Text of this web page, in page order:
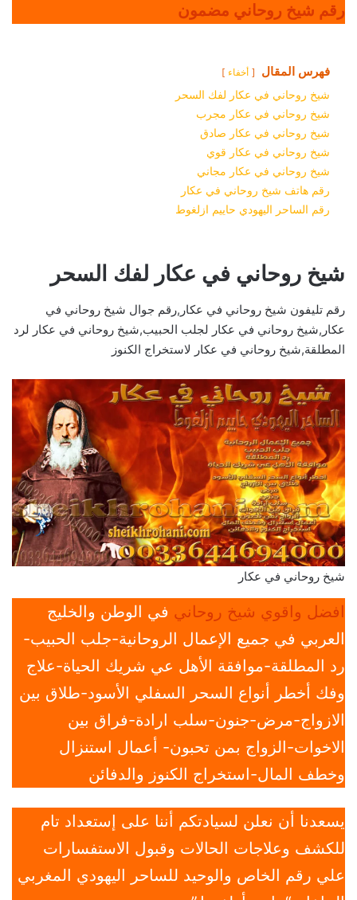
رقم شيخ روحاني مضمون
فهرس المقال أخفاء
شيخ روحاني في عكار لفك السحر
شيخ روحاني في عكار مجرب
شيخ روحاني في عكار صادق
شيخ روحاني في عكار قوي
شيخ روحاني في عكار مجاني
رقم هاتف شيخ روحاني في عكار
رقم الساحر اليهودي حاييم ازلغوط
شيخ روحاني في عكار لفك السحر
رقم تليفون شيخ روحاني في عكار,رقم جوال شيخ روحاني في
عكار,شيخ روحاني في عكار لجلب الحبيب,شيخ روحاني في عكار لرد
المطلقة,شيخ روحاني في عكار لاستخراج الكنوز
شيخ روحاني في عكار
افضل واقوي شيخ روحاني في الوطن والخليج
العربي في جميع الإعمال الروحانية-جلب الحبيب-
رد المطلقة-موافقة الأهل عي شريك الحياة-علاج
وفك أخطر أنواع السحر السفلي الأسود-طلاق بين
الازواج-مرض-جنون-سلب ارادة-فراق بين
الاخوات-الزواج بمن تحبون- أعمال استنزال
وخطف المال-استخراج الكنوز والدفائن
يسعدنا أن نعلن لسيادتكم أننا على إستعداد تام
للكشف وعلاجات الحالات وقبول الاستفسارات
علي رقم الخاص والوحيد للساحر اليهودي المغربي